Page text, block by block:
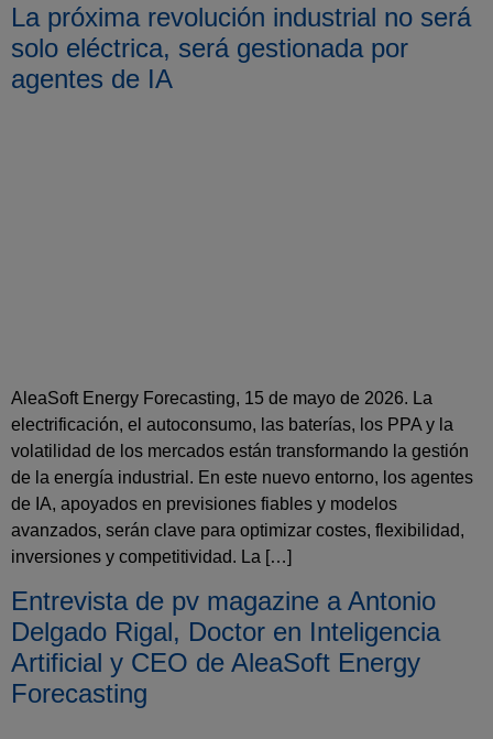
La próxima revolución industrial no será
solo eléctrica, será gestionada por
agentes de IA
AleaSoft Energy Forecasting, 15 de mayo de 2026. La
electrificación, el autoconsumo, las baterías, los PPA y la
volatilidad de los mercados están transformando la gestión
de la energía industrial. En este nuevo entorno, los agentes
de IA, apoyados en previsiones fiables y modelos
avanzados, serán clave para optimizar costes, flexibilidad,
inversiones y competitividad. La […]
Entrevista de pv magazine a Antonio
Delgado Rigal, Doctor en Inteligencia
Artificial y CEO de AleaSoft Energy
Forecasting